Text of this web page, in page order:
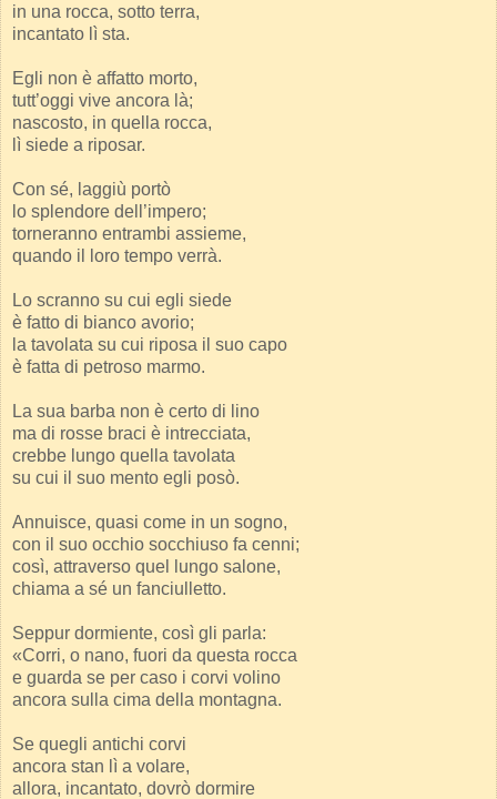
in una rocca, sotto terra,
incantato lì sta.
Egli non è affatto morto,
tutt’oggi vive ancora là;
nascosto, in quella rocca,
lì siede a riposar.
Con sé, laggiù portò
lo splendore dell’impero;
torneranno entrambi assieme,
quando il loro tempo verrà.
Lo scranno su cui egli siede
è fatto di bianco avorio;
la tavolata su cui riposa il suo capo
è fatta di petroso marmo.
La sua barba non è certo di lino
ma di rosse braci è intrecciata,
crebbe lungo quella tavolata
su cui il suo mento egli posò.
Annuisce, quasi come in un sogno,
con il suo occhio socchiuso fa cenni;
così, attraverso quel lungo salone,
chiama a sé un fanciulletto.
Seppur dormiente, così gli parla:
«Corri, o nano, fuori da questa rocca
e guarda se per caso i corvi volino
ancora sulla cima della montagna.
Se quegli antichi corvi
ancora stan lì a volare,
allora, incantato, dovrò dormire